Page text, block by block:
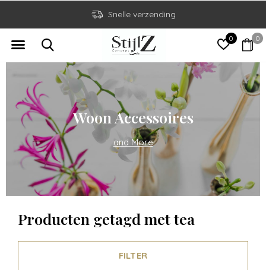
0 0
Snelle verzending
Woon Accessoires
and More
Producten getagd met tea
FILTER